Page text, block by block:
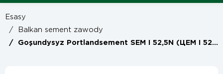
RU
Esasy
/
Balkan sement zawody
/ Goşundysyz Portlandsement SEM I 52,5N (ЦЕМ I 52,5Н)